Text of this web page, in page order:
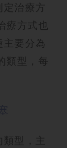
定治療方
療方式也
主要分為
類型，每
類型，主